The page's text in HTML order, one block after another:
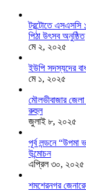
টরন্টোতে
পিঠা উৎসব অনুষ্ঠিত
মে ২, ২০২৫
ইউপি সদস্যদের
মে ১, ২০২৫
মৌলভীবাজার
রুহুল
জুলাই ৮, ২০২৫
পূর্ব লন্ডনে
উন্মোচন
এপ্রিল ৩০, ২০২৫
শমশেরনগর